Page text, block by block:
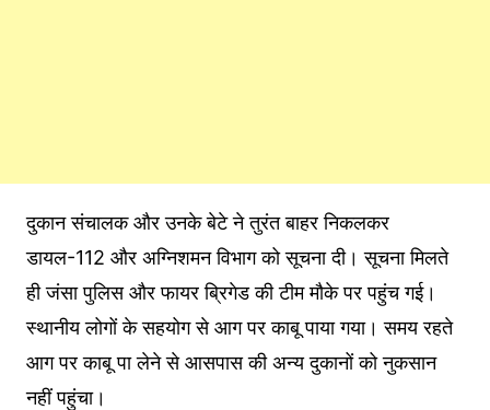
दुकान संचालक और उनके बेटे ने तुरंत बाहर निकलकर
डायल-112 और अग्निशमन विभाग को सूचना दी। सूचना मिलते
ही जंसा पुलिस और फायर ब्रिगेड की टीम मौके पर पहुंच गई।
स्थानीय लोगों के सहयोग से आग पर काबू पाया गया। समय रहते
आग पर काबू पा लेने से आसपास की अन्य दुकानों को नुकसान
नहीं पहुंचा।